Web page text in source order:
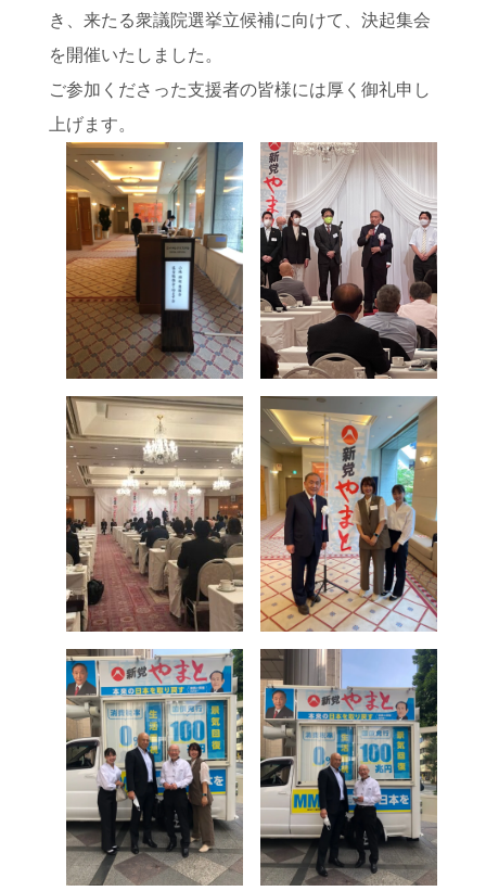
き、来たる衆議院選挙立候補に向けて、決起集会
を開催いたしました。
ご参加くださった支援者の皆様には厚く御礼申し
上げます。